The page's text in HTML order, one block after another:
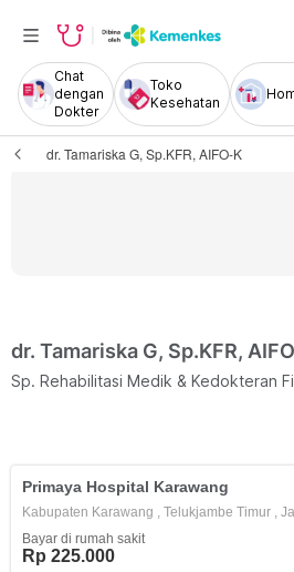
Chat
dengan
Dokter
Toko
Kesehatan
dr. Tamariska G, Sp.KFR, AIFO-K
dr. Tamariska G, Sp.KFR,
Sp. Rehabilitasi Medik & Kedokteran
Primaya Hospital Karawang
Kabupaten Karawang , Telukjambe Timur ,
Bayar di rumah sakit
Rp 225.000